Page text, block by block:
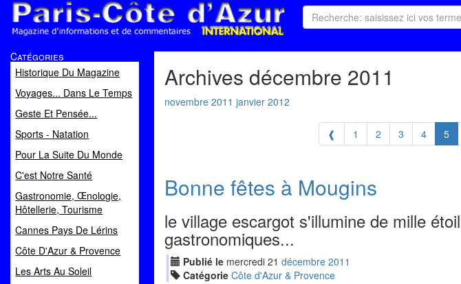
Magazine d'informations et de commentaires
Catégories
Historique Du Magazine
Voyages... Dans Le Temps
Geste Et Pensée...
Sports - Natation
Pour La Suite Du Monde
C'est Notre Santé
Gastronomie, Œnologie,
Hôtellerie, Tourisme
Cannes Pays De Lérins
Côte D'Azur & Provence
Les Arts Au Soleil
Archives décembre 2011
novembre 2011 janvier 2012
❰ 1 2 3 4 5
Bonne fêtes à Mougins
le village escargot s'illumine de mille
gastronomiques...
Publié le mercredi 21 décembre 2011
Catégorie Côte d'Azur & Provence